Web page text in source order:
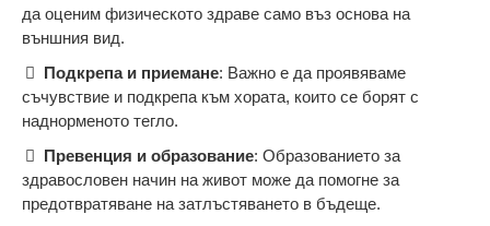
да оценим физическото здраве само въз основа на
външния вид.
Подкрепа и приемане: Важно е да проявяваме
съчувствие и подкрепа към хората, които се борят с
наднорменото тегло.
Превенция и образование: Образованието за
здравословен начин на живот може да помогне за
предотвратяване на затлъстяването в бъдеще.